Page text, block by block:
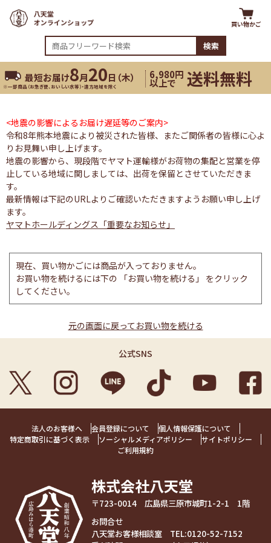
買い物かご
検索
最短お届け8月20日（木）
※一部商品（お急ぎ便、おいしい水等）・遠方地域を除く
6,980円
以上で 送料無料
<地震の影響によるお届け遅延等のご案内>
令和8年熊本地震により被災された皆様、またご関係者の皆様に心よ
りお見舞い申し上げます。
地震の影響から、現段階でヤマト運輸様がお荷物の集配と営業を停
止している地域に関しましては、出荷を保留とさせていただきま
す。
最新情報は下記のURLよりご確認いただきますようお願い申し上げ
ます。
ヤマトホールディングス「重要なお知らせ」
現在、買い物かごには商品が入っておりません。
お買い物を続けるには下の 「お買い物を続ける」 をクリック
してください。
元の画面に戻ってお買い物を続ける
公式SNS
法人のお客様へ 会員登録について
個人情報保護について
特定商取引に基づく表示
ソーシャルメディアポリシー
サイトポリシー
ご利用規約
株式会社八天堂
〒723-0014 広島県三原市城町1-2-1 1階
お問合せ
八天堂お客様相談室 TEL:0120-52-7152